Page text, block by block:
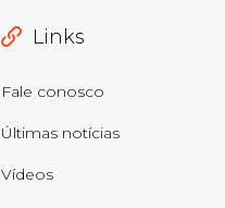
Links
Fale conosco
Últimas notícias
Vídeos